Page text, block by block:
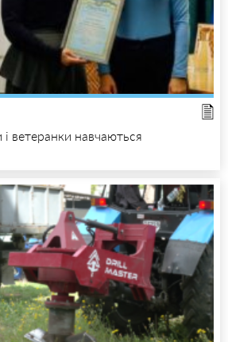
і ветеранки навчаються